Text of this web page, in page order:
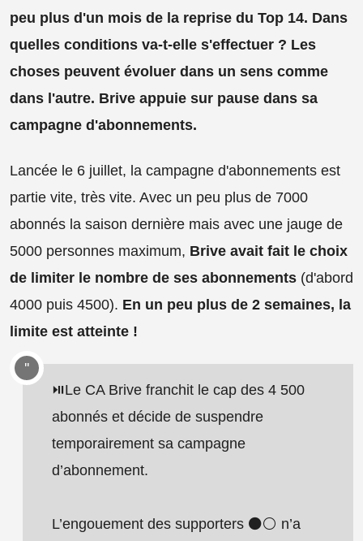
peu plus d'un mois de la reprise du Top 14. Dans
quelles conditions va-t-elle s'effectuer ? Les
choses peuvent évoluer dans un sens comme
dans l'autre. Brive appuie sur pause dans sa
campagne d'abonnements.
Lancée le 6 juillet, la campagne d'abonnements est
partie vite, très vite. Avec un peu plus de 7000
abonnés la saison dernière mais avec une jauge de
5000 personnes maximum, Brive avait fait le choix
de limiter le nombre de ses abonnements (d'abord
4000 puis 4500). En un peu plus de 2 semaines, la
limite est atteinte !
⏯️Le CA Brive franchit le cap des 4 500
abonnés et décide de suspendre
temporairement sa campagne
d’abonnement.
L’engouement des supporters ⚫️⚪️ n’a